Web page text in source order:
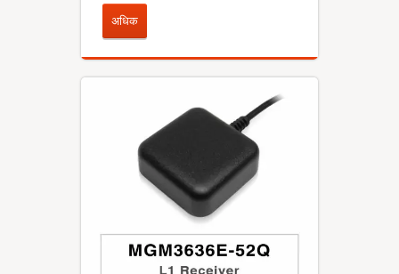
अधिक